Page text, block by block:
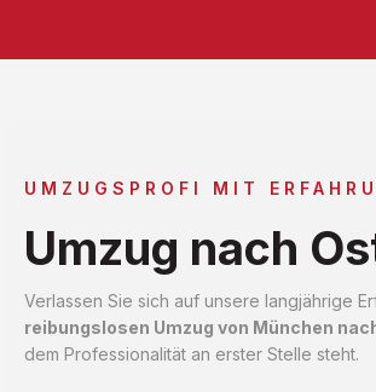
UMZUGSPROFI MIT
Umzug nach
Verlassen Sie sich auf unsere langjährige
reibungslosen Umzug von München
dem Professionalität an erster Stelle steht.